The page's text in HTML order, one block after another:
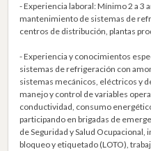
- Experiencia laboral: Mínimo 2 a 3
mantenimiento de sistemas de
centros de distribución, plantas
- Experiencia y conocimientos
sistemas de refrigeración con
sistemas mecánicos, eléctricos y
manejo y control de variables
conductividad, consumo
participando en brigadas de
de Seguridad y Salud
bloqueo y etiquetado (LOTO),